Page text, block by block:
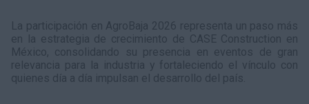
La participación en AgroBaja 2026 representa un paso más
en la estrategia de crecimiento de CASE Construction en
México, consolidando su presencia en eventos de gran
relevancia para la industria y fortaleciendo el vínculo con
quienes día a día impulsan el desarrollo del país.